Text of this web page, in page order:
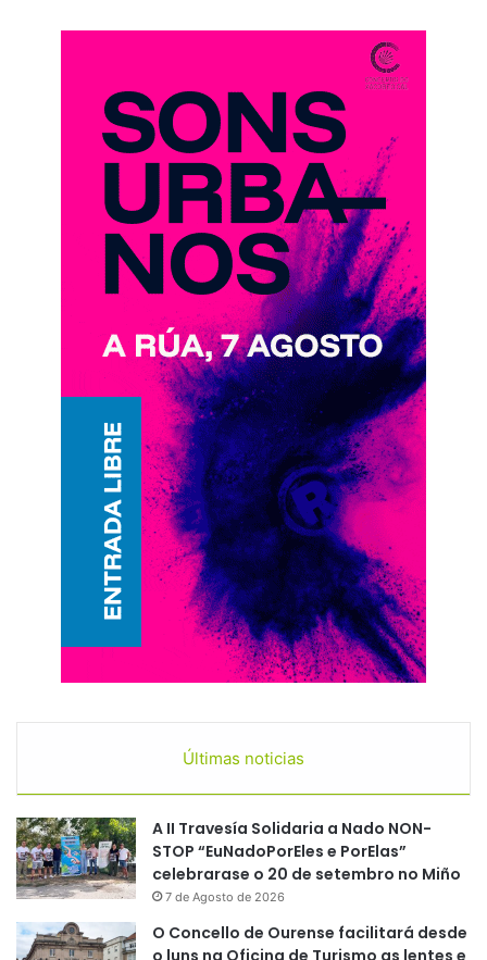
Últimas noticias
A II Travesía Solidaria a Nado NON-
STOP “EuNadoPorEles e PorElas”
celebrarase o 20 de setembro no Miño
7 de Agosto de 2026
O Concello de Ourense facilitará desde
o luns na Oficina de Turismo as lentes e